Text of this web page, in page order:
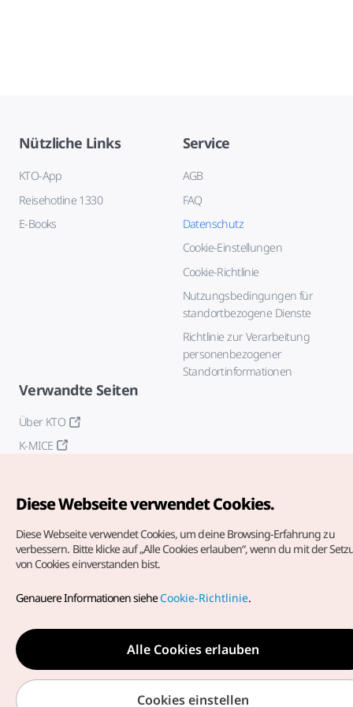
Nützliche Links
KTO-App
Reisehotline 1330
E-Books
Service
AGB
FAQ
Datenschutz
Cookie-Einstellungen
Cookie-Richtlinie
Nutzungsbedingungen für
standortbezogene Dienste
Richtlinie zur Verarbeitung
personenbezogener
Standortinformationen
Verwandte Seiten
Über KTO
K-MICE
vorbehalten.
dieoffizielle E-Mail-Adresse
german@knto.or.kr
Diese Webseite verwendet Cookies.
Diese Webseite verwendet Cookies, um deine Browsing-Erfahrung zu
verbessern. Bitte klicke auf „Alle Cookies erlauben“, wenn du mit der
von Cookies einverstanden bist.
Genauere Informationen sieheCookie-Richtlinie.
Alle Cookies erlauben
Cookies einstellen